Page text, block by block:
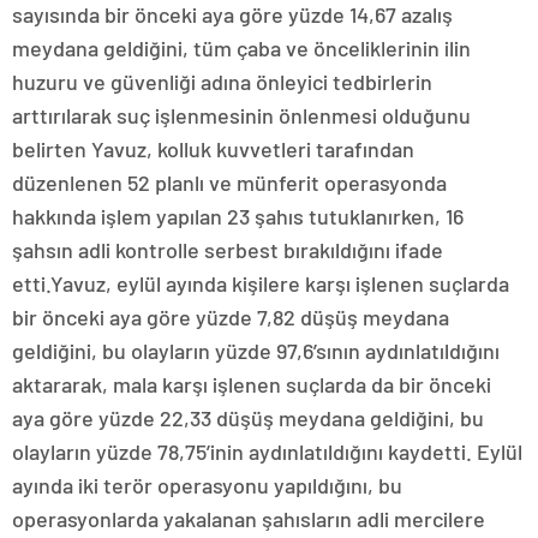
sayısında bir önceki aya göre yüzde 14,67 azalış
meydana geldiğini, tüm çaba ve önceliklerinin ilin
huzuru ve güvenliği adına önleyici tedbirlerin
arttırılarak suç işlenmesinin önlenmesi olduğunu
belirten Yavuz, kolluk kuvvetleri tarafından
düzenlenen 52 planlı ve münferit operasyonda
hakkında işlem yapılan 23 şahıs tutuklanırken, 16
şahsın adli kontrolle serbest bırakıldığını ifade
etti.Yavuz, eylül ayında kişilere karşı işlenen suçlarda
bir önceki aya göre yüzde 7,82 düşüş meydana
geldiğini, bu olayların yüzde 97,6’sının aydınlatıldığını
aktararak, mala karşı işlenen suçlarda da bir önceki
aya göre yüzde 22,33 düşüş meydana geldiğini, bu
olayların yüzde 78,75’inin aydınlatıldığını kaydetti. Eylül
ayında iki terör operasyonu yapıldığını, bu
operasyonlarda yakalanan şahısların adli mercilere